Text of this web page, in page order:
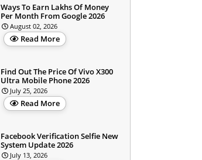
Ways To Earn Lakhs Of Money
Per Month From Google 2026
August 02, 2026
Read More
Find Out The Price Of Vivo X300
Ultra Mobile Phone 2026
July 25, 2026
Read More
Facebook Verification Selfie New
System Update 2026
July 13, 2026